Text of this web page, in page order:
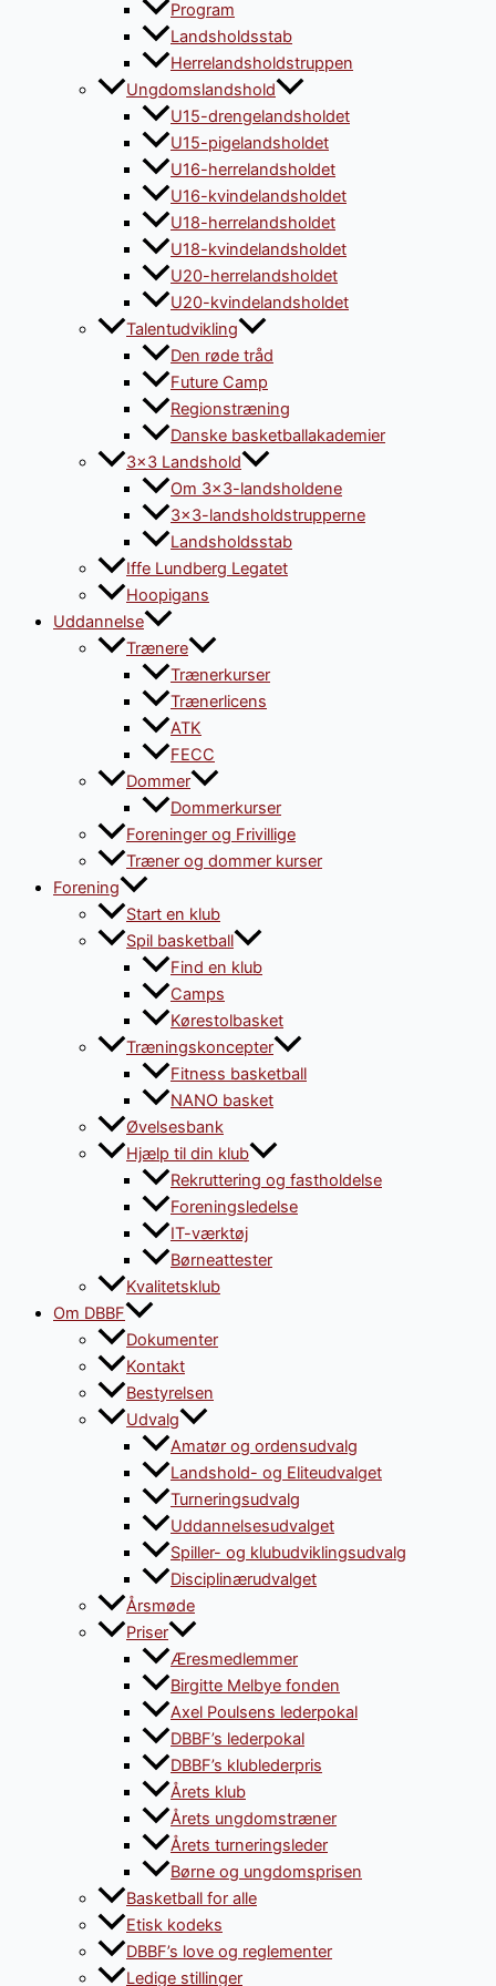
Program
Landsholdsstab
Herrelandsholdstruppen
Ungdomslandshold
U15-drengelandsholdet
U15-pigelandsholdet
U16-herrelandsholdet
U16-kvindelandsholdet
U18-herrelandsholdet
U18-kvindelandsholdet
U20-herrelandsholdet
U20-kvindelandsholdet
Talentudvikling
Den røde tråd
Future Camp
Regionstræning
Danske basketballakademier
3×3 Landshold
Om 3×3-landsholdene
3×3-landsholdstrupperne
Landsholdsstab
Iffe Lundberg Legatet
Hoopigans
Uddannelse
Trænere
Trænerkurser
Trænerlicens
ATK
FECC
Dommer
Dommerkurser
Foreninger og Frivillige
Træner og dommer kurser
Forening
Start en klub
Spil basketball
Find en klub
Camps
Kørestolbasket
Træningskoncepter
Fitness basketball
NANO basket
Øvelsesbank
Hjælp til din klub
Rekruttering og fastholdelse
Foreningsledelse
IT-værktøj
Børneattester
Kvalitetsklub
Om DBBF
Dokumenter
Kontakt
Bestyrelsen
Udvalg
Amatør og ordensudvalg
Landshold- og Eliteudvalget
Turneringsudvalg
Uddannelsesudvalget
Spiller- og klubudviklingsudvalg
Disciplinærudvalget
Årsmøde
Priser
Æresmedlemmer
Birgitte Melbye fonden
Axel Poulsens lederpokal
DBBF’s lederpokal
DBBF’s klublederpris
Årets klub
Årets ungdomstræner
Årets turneringsleder
Børne og ungdomsprisen
Basketball for alle
Etisk kodeks
DBBF’s love og reglementer
Ledige stillinger